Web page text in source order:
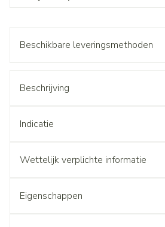
Beschikbare leveringsmethoden
Beschrijving
Indicatie
Wettelijk verplichte informatie
Eigenschappen